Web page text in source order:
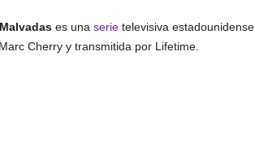
es una serietelevisiva estadounidense
Cherry y transmitida por Lifetime.